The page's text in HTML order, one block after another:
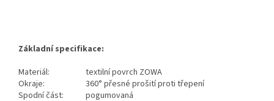
Základní specifikace:
Materiál:
textilní povrch ZOWA
Okraje:
360° přesné prošití proti třepení
Spodní část:
pogumovaná